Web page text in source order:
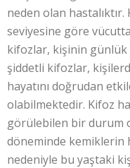
neden olan
seviyesine göre
kifozlar, kişinin günlük
şiddetli kifozlar,
hayatını doğrudan
olabilmektedir. Kifoz
görülebilen bir durum
döneminde kemiklerin
nedeniyle bu yaştaki